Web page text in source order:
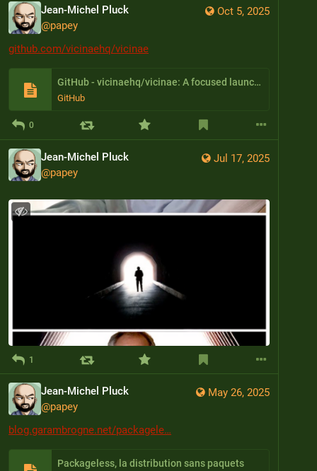
Oct 5, 2025
Jean-Michel Pluck
@papey
github.com/vicinaehq/vicinae
GitHub - vicinaehq/vicinae: A focused launcher for your desktop — native, fast, extensible
GitHub
0
Jul 17, 2025
Jean-Michel Pluck
@papey
1
May 26, 2025
Jean-Michel Pluck
@papey
blog.garambrogne.net/packagele
Packageless, la distribution sans paquets